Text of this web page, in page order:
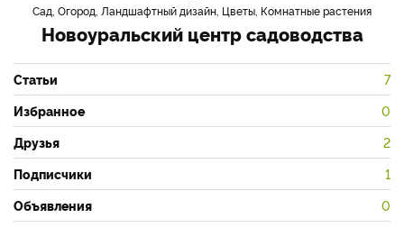
Сад, Огород, Ландшафтный дизайн, Цветы, Комнатные растения
Новоуральский центр садоводства
Статьи 7
Избранное 0
Друзья 2
Подписчики 1
Объявления 0